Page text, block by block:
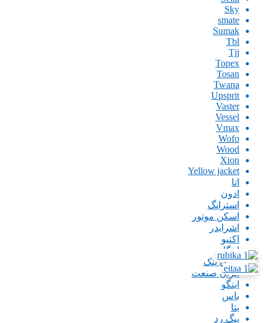
Sky
smate
Sumak
Tbl
Tjj
Topex
Tosan
Twana
Upsprit
Vaster
Vessel
Vmax
Wofo
Wood
Xion
Yellow jacket
اتا
ادون
استرانگ
اسکن موتور
اشرایدر
اکتیو
امگا
ایران پتک
ایران صنعت
اینگو
باس
بتا
بیگ رد